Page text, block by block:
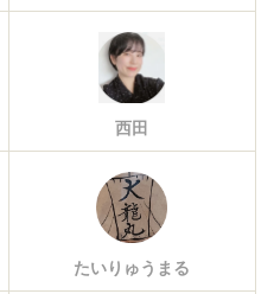
西田
たいりゅうまる